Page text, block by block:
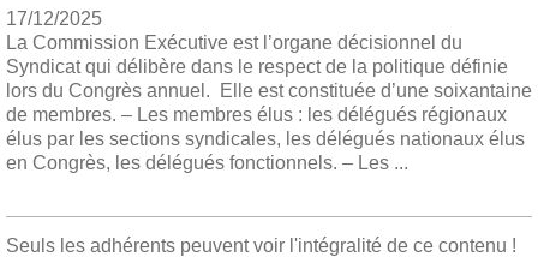
17/12/2025
La Commission Exécutive est l’organe décisionnel du
Syndicat qui délibère dans le respect de la politique définie
lors du Congrès annuel. Elle est constituée d’une soixantaine
de membres. – Les membres élus : les délégués régionaux
élus par les sections syndicales, les délégués nationaux élus
en Congrès, les délégués fonctionnels. – Les ...
Seuls les adhérents peuvent voir l'intégralité de ce contenu !